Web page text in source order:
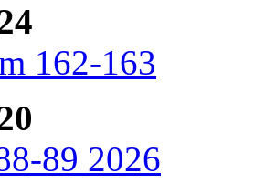
162-163
89 2026